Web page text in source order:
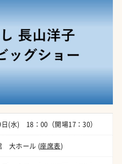
(水) 18：00（開場17：30）
大ホール (座席表)